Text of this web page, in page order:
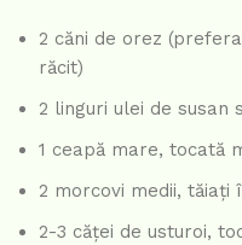
2 căni de orez
răcit)
2 linguri ulei de susan
1 ceapă mare, tocată
2 morcovi medii, tăiați
2-3 căței de usturoi,